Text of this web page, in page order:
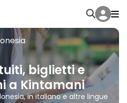
biglietti e
a Kintamani
in italiano e altre lingue